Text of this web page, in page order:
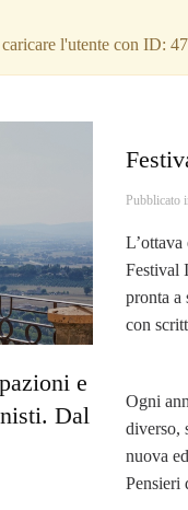
l'utente con ID:
e
Dal
Pubblicato
Festival
pronta a
con
Ogni
diverso,
nuova
Pensieri